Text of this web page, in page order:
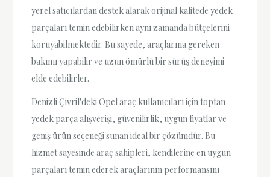
yerel satıcılardan destek alarak orijinal kalitede yedek
parçaları temin edebilirken aynı zamanda bütçelerini
koruyabilmektedir. Bu sayede, araçlarına gereken
bakımı yapabilir ve uzun ömürlü bir sürüş deneyimi
elde edebilirler.
Denizli Çivril'deki Opel araç kullanıcıları için toptan
yedek parça alışverişi, güvenilirlik, uygun fiyatlar ve
geniş ürün seçeneği sunan ideal bir çözümdür. Bu
hizmet sayesinde araç sahipleri, kendilerine en uygun
parçaları temin ederek araçlarının performansını